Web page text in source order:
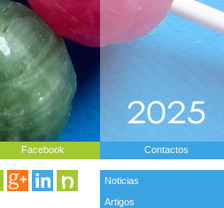
Facebook Contactos
Noticias
Artigos